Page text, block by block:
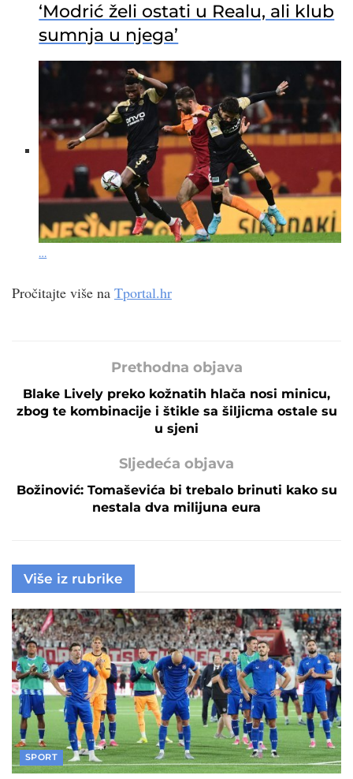
‘Modrić želi ostati u Realu, ali klub
sumnja u njega’
…
Pročitajte više na Tportal.hr
Prethodna objava
Blake Lively preko kožnatih hlača nosi minicu,
zbog te kombinacije i štikle sa šiljicma ostale su
u sjeni
Sljedeća objava
Božinović: Tomaševića bi trebalo brinuti kako su
nestala dva milijuna eura
Više iz rubrike
SPORT